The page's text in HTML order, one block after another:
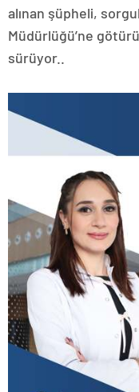
alınan şüpheli,
Müdürlüğü’ne
sürüyor..